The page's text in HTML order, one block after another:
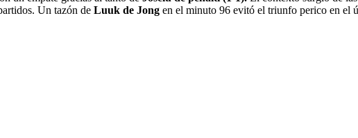
Un tazón de Luuk de Jong en el minuto 96 evitó el triunfo perico en el